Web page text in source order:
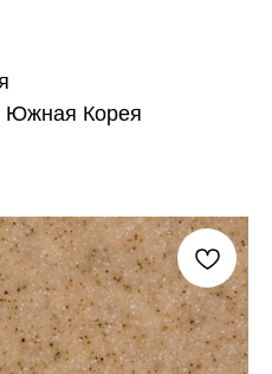
Южная Корея